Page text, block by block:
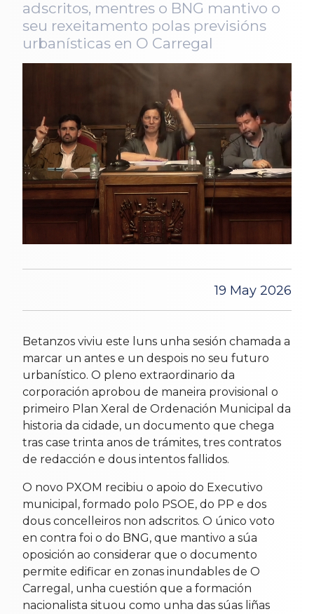
adscritos, mentres o BNG mantivo o
seu rexeitamento polas previsións
urbanísticas en O Carregal
19 May 2026
Betanzos viviu este luns unha sesión chamada a
marcar un antes e un despois no seu futuro
urbanístico. O pleno extraordinario da
corporación aprobou de maneira provisional o
primeiro Plan Xeral de Ordenación Municipal da
historia da cidade, un documento que chega
tras case trinta anos de trámites, tres contratos
de redacción e dous intentos fallidos.
O novo PXOM recibiu o apoio do Executivo
municipal, formado polo PSOE, do PP e dos
dous concelleiros non adscritos. O único voto
en contra foi o do BNG, que mantivo a súa
oposición ao considerar que o documento
permite edificar en zonas inundables de O
Carregal, unha cuestión que a formación
nacionalista situou como unha das súas liñas